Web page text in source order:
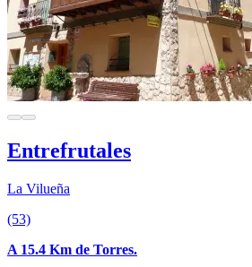
Entrefrutales
La Vilueña
(53)
A 15.4 Km de Torres.